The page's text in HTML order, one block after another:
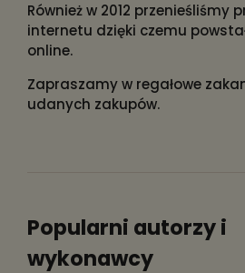
Również w 2012 przenieśliśmy
internetu dzięki czemu
online.
Zapraszamy w regałowe
udanych zakupów.
Popularni autorzy i
wykonawcy